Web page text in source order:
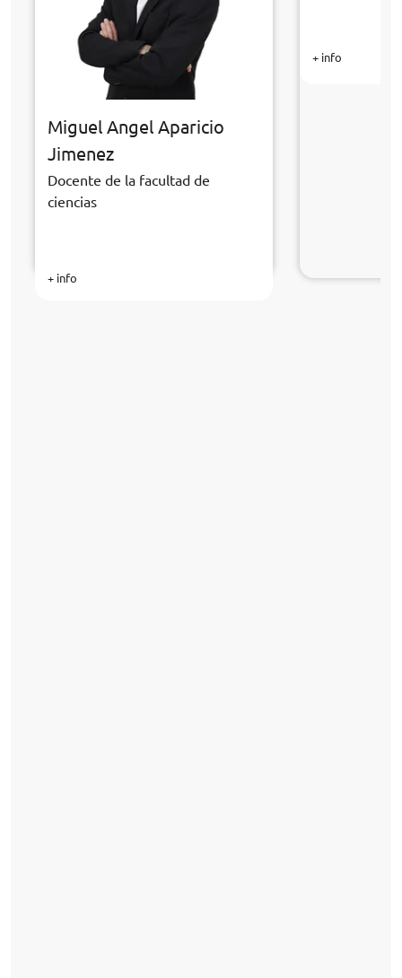
Miguel Angel Aparicio
Jimenez
Docente de la facultad de
ciencias
+ info
+ info